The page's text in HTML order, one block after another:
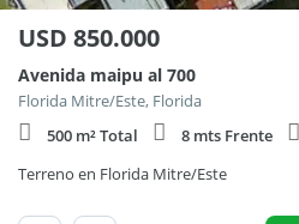
USD 850.000
Avenida maipu al 700
Florida Mitre/Este, Florida
500 m² Total
8 mts Frente
Terreno en Florida Mitre/Este